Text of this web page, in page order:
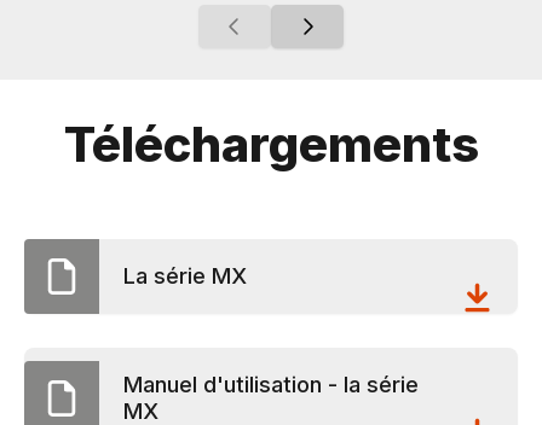
Téléchargements
La série MX
Manuel d'utilisation - la série
MX